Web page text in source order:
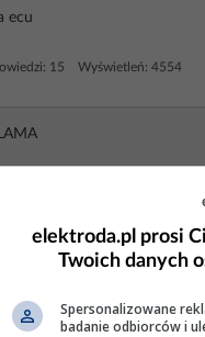
ecu
15 Wyświetleń: 4554
elektroda.pl prosi
Twoich danych
Spersonalizowane
badanie odbiorców i